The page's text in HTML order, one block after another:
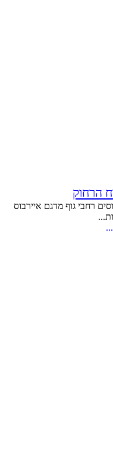
הרחוק
רחבי גוף מדגם איירבוס